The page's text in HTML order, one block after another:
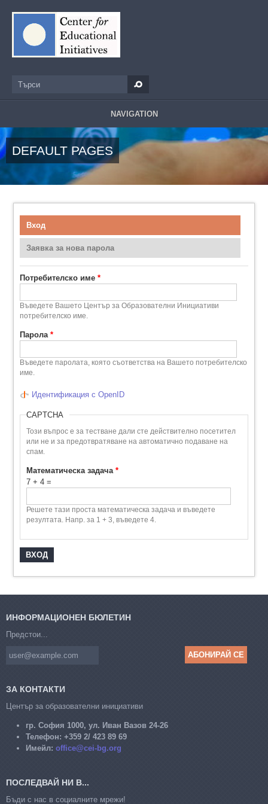
Търси
NAVIGATION
DEFAULT PAGES
Primary tabs
Вход
Заявка за нова парола
Потребителско име*
Въведете Вашето Център за Образователни Инициативи
потребителско име.
Парола*
Въведете паролата, която съответства на Вашето потребителско
име.
Идентификация с OpenID
CAPTCHA
Този въпрос е за тестване дали сте действително посетител
или не и за предотвратяване на автоматично подаване на
спам.
Математическа задача*
7 + 4 =
Решете тази проста математическа задача и въведете
резултата. Напр. за 1 + 3, въведете 4.
ИНФОРМАЦИОНЕН БЮЛЕТИН
Предстои...
ЗА КОНТАКТИ
Център за образователни инициативи
гр. София 1000, ул. Иван Вазов 24-26
Телефон: +359 2/ 423 89 69
Имейл: office@cei-bg.org
ПОСЛЕДВАЙ НИ В...
Бъди с нас в социалните мрежи!